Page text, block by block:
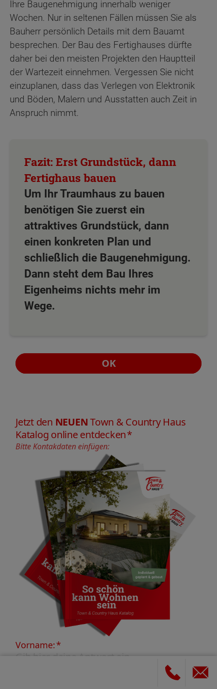
Ihre Baugenehmigung innerhalb weniger
Wochen. Nur in seltenen Fällen müssen Sie als
Bauherr persönlich Details mit dem Bauamt
besprechen. Der Bau des Fertighauses dürfte
daher bei den meisten Projekten den Hauptteil
der Wartezeit einnehmen. Vergessen Sie nicht
einzuplanen, dass das Verlegen von Elektronik
und Böden, Malern und Ausstatten auch Zeit in
Anspruch nimmt.
Um Ihr Traumhaus zu bauen
benötigen Sie zuerst ein
attraktives Grundstück, dann
einen konkreten Plan und
schließlich die Baugenehmigung.
Dann steht dem Bau Ihres
Eigenheims nichts mehr im
Wege.